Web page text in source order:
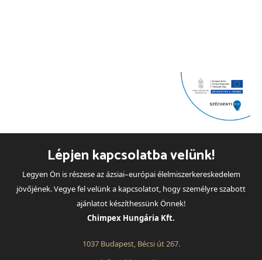
Lépjen kapcsolatba velünk!
Legyen Ön is részese az ázsiai–európai élelmiszerkereskedelem
jövőjének. Vegye fel velünk a kapcsolatot, hogy személyre szabott
ajánlatot készíthessünk Önnek!
Chimpex Hungária Kft.
1037 Budapest, Bécsi út 267.